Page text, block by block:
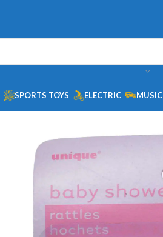
MUSIC
ELECTRIC
SPORTS TOYS